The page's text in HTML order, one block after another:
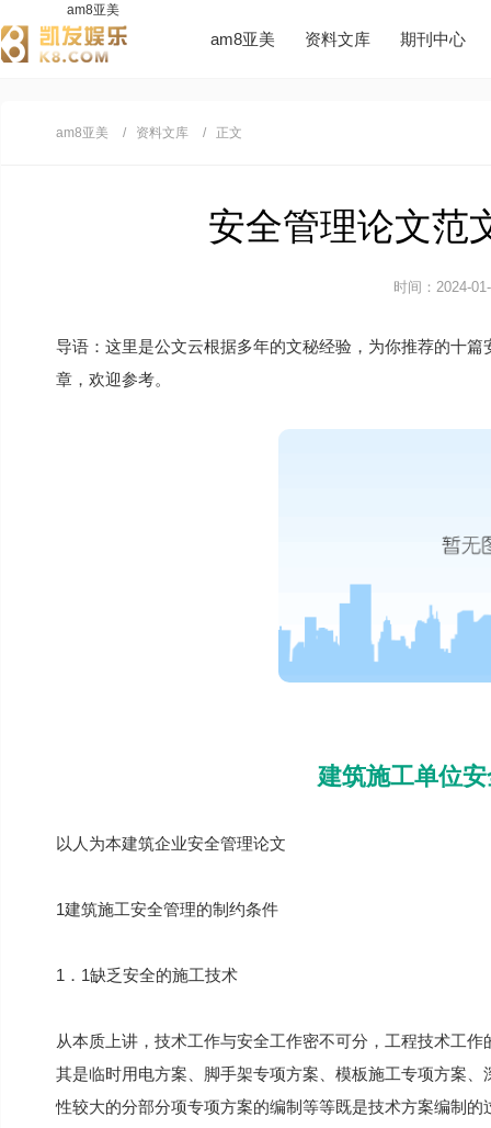
am8亚美
am8亚美 资料文库 期刊中心
am8亚美 资料文库 正文
安全管理论文范
时间：2024-
导语：这里是公文云根据多年的文秘经验，为你推荐的十
章，欢迎参考。
建筑施工单位
以人为本建筑企业安全管理论文
1建筑施工安全管理的制约条件
1．1缺乏安全的施工技术
从本质上讲，技术工作与安全工作密不可分，工程技术工
其是临时用电方案、脚手架专项方案、模板施工专项方案
性较大的分部分项专项方案的编制等等既是技术方案编制